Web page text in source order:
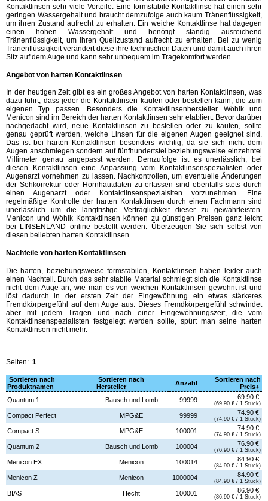
Kontaktlinsen sehr viele Vorteile. Eine formstabile Kontaktlinse hat einen sehr
geringen Wassergehalt und braucht demzufolge auch kaum Tränenflüssigkeit,
um ihren Zustand aufrecht zu erhalten. Ein weiche Kontaktlinse hat dagegen
einen hohen Wassergehalt und benötigt ständig ausreichend
Tränenflüssigkeit, um ihren Quellzustand aufrecht zu erhalten. Bei zu wenig
Tränenflüssigkeit verändert diese ihre technischen Daten und damit auch ihren
Sitz auf dem Auge und kann sehr unbequem im Tragekomfort werden.
Angebot von harten Kontaktlinsen
In der heutigen Zeit gibt es ein großes Angebot von harten Kontaktlinsen, was
dazu führt, dass jeder die Kontaktlinsen kaufen oder bestellen kann, die zum
eigenen Typ passen. Besonders die Kontaktlinsenhersteller Wöhlk und
Menicon sind im Bereich der harten Kontaktlinsen sehr etabliert. Bevor darüber
nachgedacht wird, neue Kontaktlinsen zu bestellen oder zu kaufen, sollte
genau geprüft werden, welche Linsen für die eigenen Augen geeignet sind.
Das ist bei harten Kontaktlinsen besonders wichtig, da sie sich nicht dem
Augen anschmiegen sondern auf fünfhundertstel beziehungsweise einzehntel
Millimeter genau angepasst werden. Demzufolge ist es unerlässlich, bei
diesen Kontaktlinsen eine Anpassung vom Kontaktlinsenspezialisten oder
Augenarzt vornehmen zu lassen. Nachkontrollen, um eventuelle Änderungen
der Sehkorrektur oder Hornhautdaten zu erfassen sind ebenfalls stets durch
einen Augenarzt oder Kontaktlinsenspezialsiten vorzunehmen. Eine
regelmäßige Kontrolle der harten Kontaktlinsen durch einen Fachmann sind
unerlässlich um die langfristige Verträglichkeit dieser zu gewährleisten.
Menicon und Wöhlk Kontaktlinsen können zu günstigen Preisen ganz leicht
bei LINSENLAND online bestellt werden. Überzeugen Sie sich selbst von
diesen beliebten harten Kontaktlinsen.
Nachteile von harten Kontaktlinsen
Die harten, beziehungsweise formstabilen, Kontaktlinsen haben leider auch
einen Nachteil. Durch das sehr stabile Material schmiegt sich die Kontaktlinse
nicht dem Auge an, wie man es von weichen Kontaktlinsen gewohnt ist und
löst dadurch in der ersten Zeit der Eingewöhnung ein etwas stärkeres
Fremdkörpergefühl auf dem Auge aus. Dieses Fremdkörpergefühl schwindet
aber mit jedem Tragen und nach einer Eingewöhnungszeit, die vom
Kontaktlinsenspezialisten festgelegt werden sollte, spürt man seine harten
Kontaktlinsen nicht mehr.
Seiten: 1
Sortieren nach
Produktnamen
Sortieren nach
Hersteller
Anzahl
Sortieren nach
Preis+
Quantum 1
Bausch und Lomb 99999 69.90 €
(69.90 € / 1 Stück)
Compact Perfect MPG&E 99999 74.90 €
(74.90 € / 1 Stück)
Compact S MPG&E 100001 74.90 €
(74.90 € / 1 Stück)
Quantum 2 Bausch und Lomb 100004 76.90 €
(76.90 € / 1 Stück)
Menicon EX Menicon 100014 84.90 €
(84.90 € / 1 Stück)
Menicon Z Menicon 1000004 84.90 €
(84.90 € / 1 Stück)
BIAS Hecht 100001 86.90 €
(86.90 € / 1 Stück)